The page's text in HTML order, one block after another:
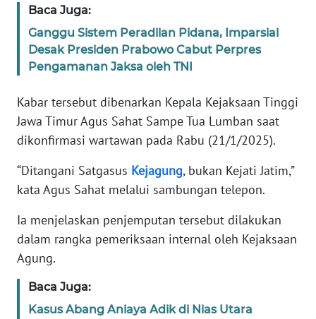
Baca Juga:
Ganggu Sistem Peradilan Pidana, Imparsial
Desak Presiden Prabowo Cabut Perpres
Pengamanan Jaksa oleh TNI
Kabar tersebut dibenarkan Kepala Kejaksaan Tinggi
Jawa Timur Agus Sahat Sampe Tua Lumban saat
dikonfirmasi wartawan pada Rabu (21/1/2025).
“Ditangani Satgasus Kejagung, bukan Kejati Jatim,”
kata Agus Sahat melalui sambungan telepon.
Ia menjelaskan penjemputan tersebut dilakukan
dalam rangka pemeriksaan internal oleh Kejaksaan
Agung.
Baca Juga:
Kasus Abang Aniaya Adik di Nias Utara
KAMI
PEDOMAN
MEDIA
SIBER
KARIR
DISCLAIMER
Wahana
News
Regional
WN
SUMUT